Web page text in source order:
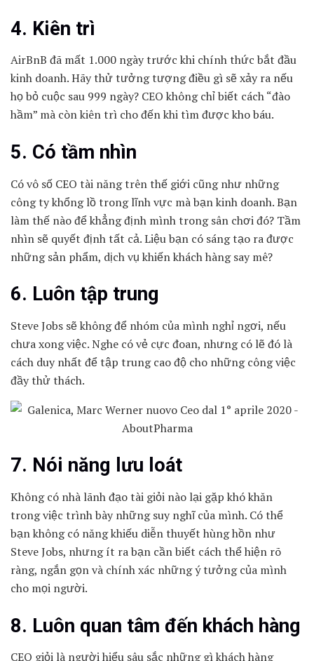
4. Kiên trì
AirBnB đã mất 1.000 ngày trước khi chính thức bắt đầu
kinh doanh. Hãy thử tưởng tượng điều gì sẽ xảy ra nếu
họ bỏ cuộc sau 999 ngày? CEO không chỉ biết cách “đào
hầm” mà còn kiên trì cho đến khi tìm được kho báu.
5. Có tầm nhìn
Có vô số CEO tài năng trên thế giới cũng như những
công ty khổng lồ trong lĩnh vực mà bạn kinh doanh. Bạn
làm thế nào để khẳng định mình trong sân chơi đó? Tầm
nhìn sẽ quyết định tất cả. Liệu bạn có sáng tạo ra được
những sản phẩm, dịch vụ khiến khách hàng say mê?
6. Luôn tập trung
Steve Jobs sẽ không để nhóm của mình nghỉ ngơi, nếu
chưa xong việc. Nghe có vẻ cực đoan, nhưng có lẽ đó là
cách duy nhất để tập trung cao độ cho những công việc
đầy thử thách.
7. Nói năng lưu loát
Không có nhà lãnh đạo tài giỏi nào lại gặp khó khăn
trong việc trình bày những suy nghĩ của mình. Có thể
bạn không có năng khiếu diễn thuyết hùng hồn như
Steve Jobs, nhưng ít ra bạn cần biết cách thể hiện rõ
ràng, ngắn gọn và chính xác những ý tưởng của mình
cho mọi người.
8. Luôn quan tâm đến khách hàng
CEO giỏi là người hiểu sâu sắc những gì khách hàng